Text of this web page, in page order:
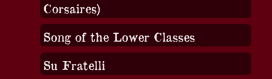
Corsaires)
Song of the Lower Classes
Su Fratelli